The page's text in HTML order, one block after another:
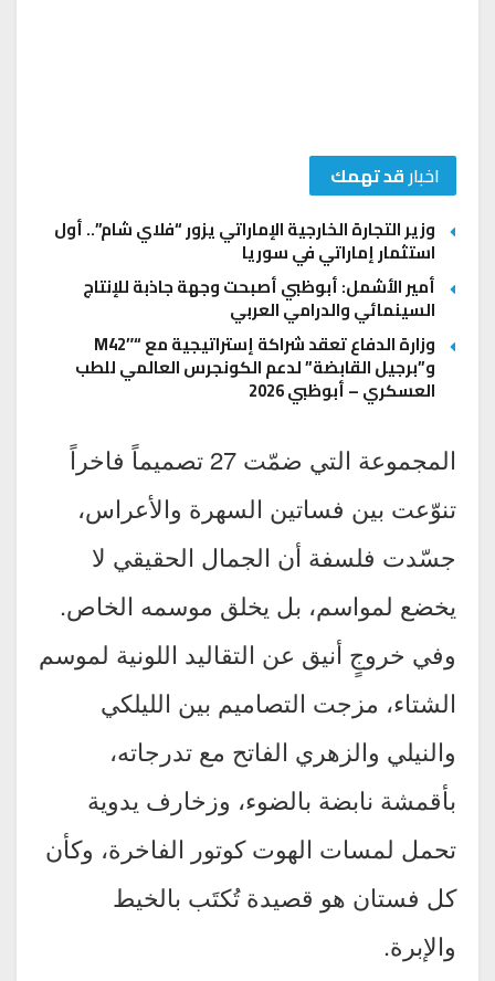
اخبارقد تهمك
وزير التجارة الخارجية الإماراتي يزور “فلاي شام”.. أول
استثمار إماراتي في سوريا
أمير الأشمل: أبوظبي أصبحت وجهة جاذبة للإنتاج
السينمائي والدرامي العربي
وزارة الدفاع تعقد شراكة إستراتيجية مع “M42″
و”برجيل القابضة” لدعم الكونجرس العالمي للطب
العسكري – أبوظبي 2026
المجموعة التي ضمّت 27 تصميماً فاخراً
تنوّعت بين فساتين السهرة والأعراس،
جسّدت فلسفة أن الجمال الحقيقي لا
يخضع لمواسم، بل يخلق موسمه الخاص.
وفي خروجٍ أنيق عن التقاليد اللونية لموسم
الشتاء، مزجت التصاميم بين الليلكي
والنيلي والزهري الفاتح مع تدرجاته،
بأقمشة نابضة بالضوء، وزخارف يدوية
تحمل لمسات الهوت كوتور الفاخرة، وكأن
كل فستان هو قصيدة تُكتَب بالخيط
والإبرة.